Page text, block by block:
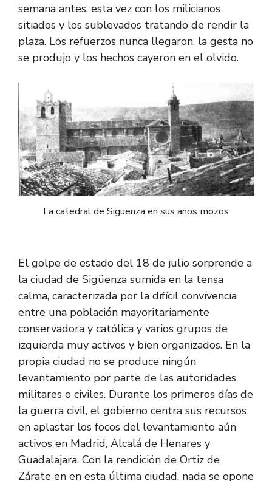
semana antes, esta vez con los milicianos
sitiados y los sublevados tratando de rendir la
plaza. Los refuerzos nunca llegaron, la gesta no
se produjo y los hechos cayeron en el olvido.
La catedral de Sigüenza en sus años mozos
El golpe de estado del 18 de julio sorprende a
la ciudad de Sigüenza sumida en la tensa
calma, caracterizada por la difícil convivencia
entre una población mayoritariamente
conservadora y católica y varios grupos de
izquierda muy activos y bien organizados. En la
propia ciudad no se produce ningún
levantamiento por parte de las autoridades
militares o civiles. Durante los primeros días de
la guerra civil, el gobierno centra sus recursos
en aplastar los focos del levantamiento aún
activos en Madrid, Alcalá de Henares y
Guadalajara. Con la rendición de Ortiz de
Zárate en en esta última ciudad, nada se opone